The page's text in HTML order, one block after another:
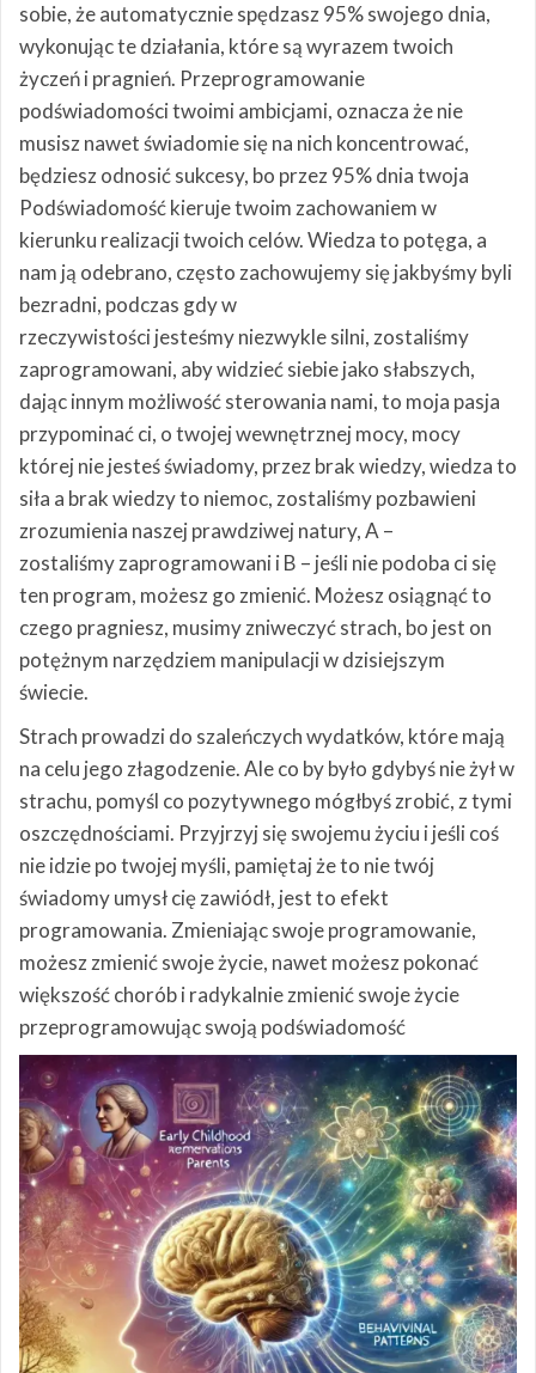
sobie, że automatycznie spędzasz 95% swojego dnia,
wykonując te działania, które są wyrazem twoich
życzeń i pragnień. Przeprogramowanie
podświadomości twoimi ambicjami, oznacza że nie
musisz nawet świadomie się na nich koncentrować,
będziesz odnosić sukcesy, bo przez 95% dnia twoja
Podświadomość kieruje twoim zachowaniem w
kierunku realizacji twoich celów. Wiedza to potęga, a
nam ją odebrano, często zachowujemy się jakbyśmy byli
bezradni, podczas gdy w
rzeczywistości jesteśmy niezwykle silni, zostaliśmy
zaprogramowani, aby widzieć siebie jako słabszych,
dając innym możliwość sterowania nami, to moja pasja
przypominać ci, o twojej wewnętrznej mocy, mocy
której nie jesteś świadomy, przez brak wiedzy, wiedza to
siła a brak wiedzy to niemoc, zostaliśmy pozbawieni
zrozumienia naszej prawdziwej natury, A –
zostaliśmy zaprogramowani i B – jeśli nie podoba ci się
ten program, możesz go zmienić. Możesz osiągnąć to
czego pragniesz, musimy zniweczyć strach, bo jest on
potężnym narzędziem manipulacji w dzisiejszym
świecie.
Strach prowadzi do szaleńczych wydatków, które mają
na celu jego złagodzenie. Ale co by było gdybyś nie żył w
strachu, pomyśl co pozytywnego mógłbyś zrobić, z tymi
oszczędnościami. Przyjrzyj się swojemu życiu i jeśli coś
nie idzie po twojej myśli, pamiętaj że to nie twój
świadomy umysł cię zawiódł, jest to efekt
programowania. Zmieniając swoje programowanie,
możesz zmienić swoje życie, nawet możesz pokonać
większość chorób i radykalnie zmienić swoje życie
przeprogramowując swoją podświadomość